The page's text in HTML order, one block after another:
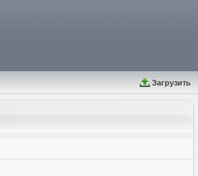
Загрузить